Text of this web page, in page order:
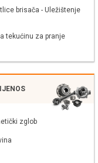
brisača - Uležištenje
tekućinu za pranje
zglob